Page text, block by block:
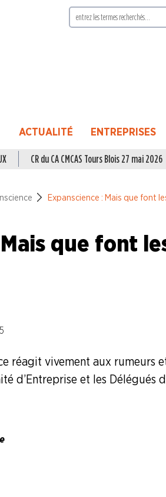
ACTUALITÉ ENTREPRISES
CR du CA CMCAS Tours Blois 27 mai 2026
Expanscience : Mais que font
que font
réagit vivement aux
d’Entreprise et les Délégués